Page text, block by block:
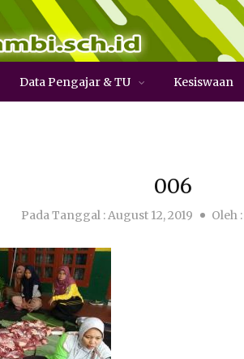
Data Pengajar & TU Kesiswaan
006
Pada Tanggal :August 12, 2019 Oleh :